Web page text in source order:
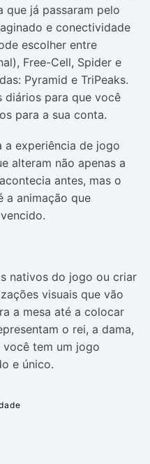
que já passaram pelo
e conectividade
escolher entre
Free-Cell, Spider e
Pyramid e TriPeaks.
diários para que você
para a sua conta.
a experiência de jogo
alteram não apenas a
antes, mas o
a animação que
nativos do jogo ou criar
visuais que vão
a mesa até a colocar
o rei, a dama,
tem um jogo
e único.